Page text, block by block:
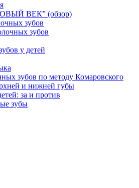
ВЕК” (обзор)
зубов
зубов
у детей
зубов по методу Комаровского
и нижней губы
за и против
зубы